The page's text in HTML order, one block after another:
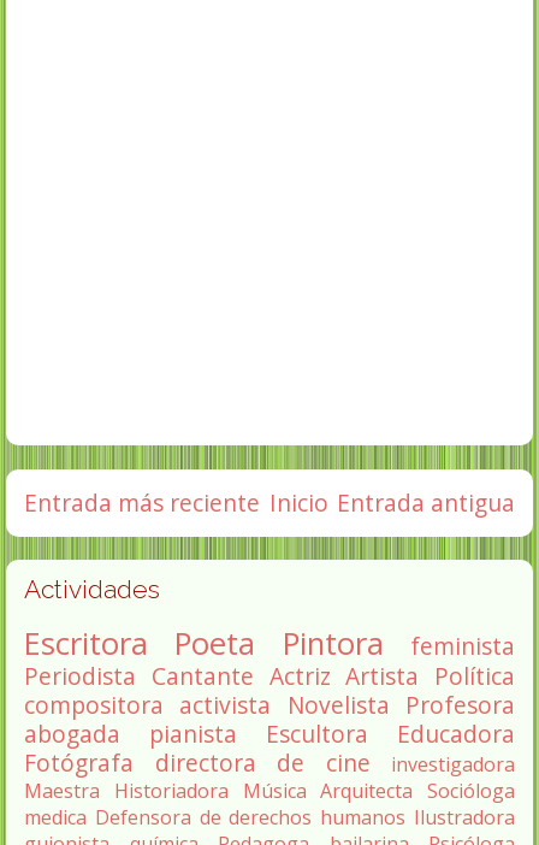
Entrada más reciente Entrada antigua
Inicio
Actividades
Escritora Poeta Pintora
feminista
Periodista Cantante Actriz Artista
Política
compositora activista Novelista
Profesora
abogada
pianista Escultora
Educadora
Fotógrafa
directora de cine
investigadora
Maestra
Historiadora Música Arquitecta Socióloga
medica Defensora de derechos humanos Ilustradora